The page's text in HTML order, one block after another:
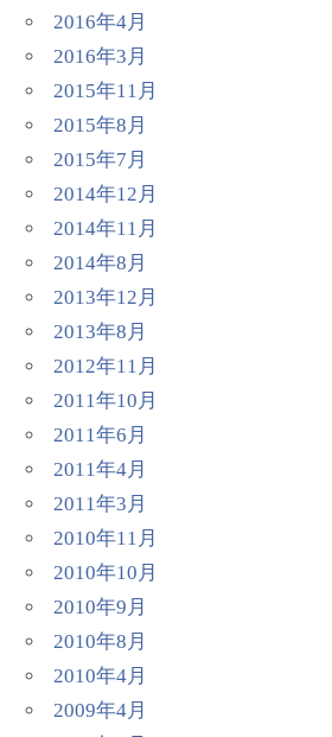
2016年4月
2016年3月
2015年11月
2015年8月
2015年7月
2014年12月
2014年11月
2014年8月
2013年12月
2013年8月
2012年11月
2011年10月
2011年6月
2011年4月
2011年3月
2010年11月
2010年10月
2010年9月
2010年8月
2010年4月
2009年4月